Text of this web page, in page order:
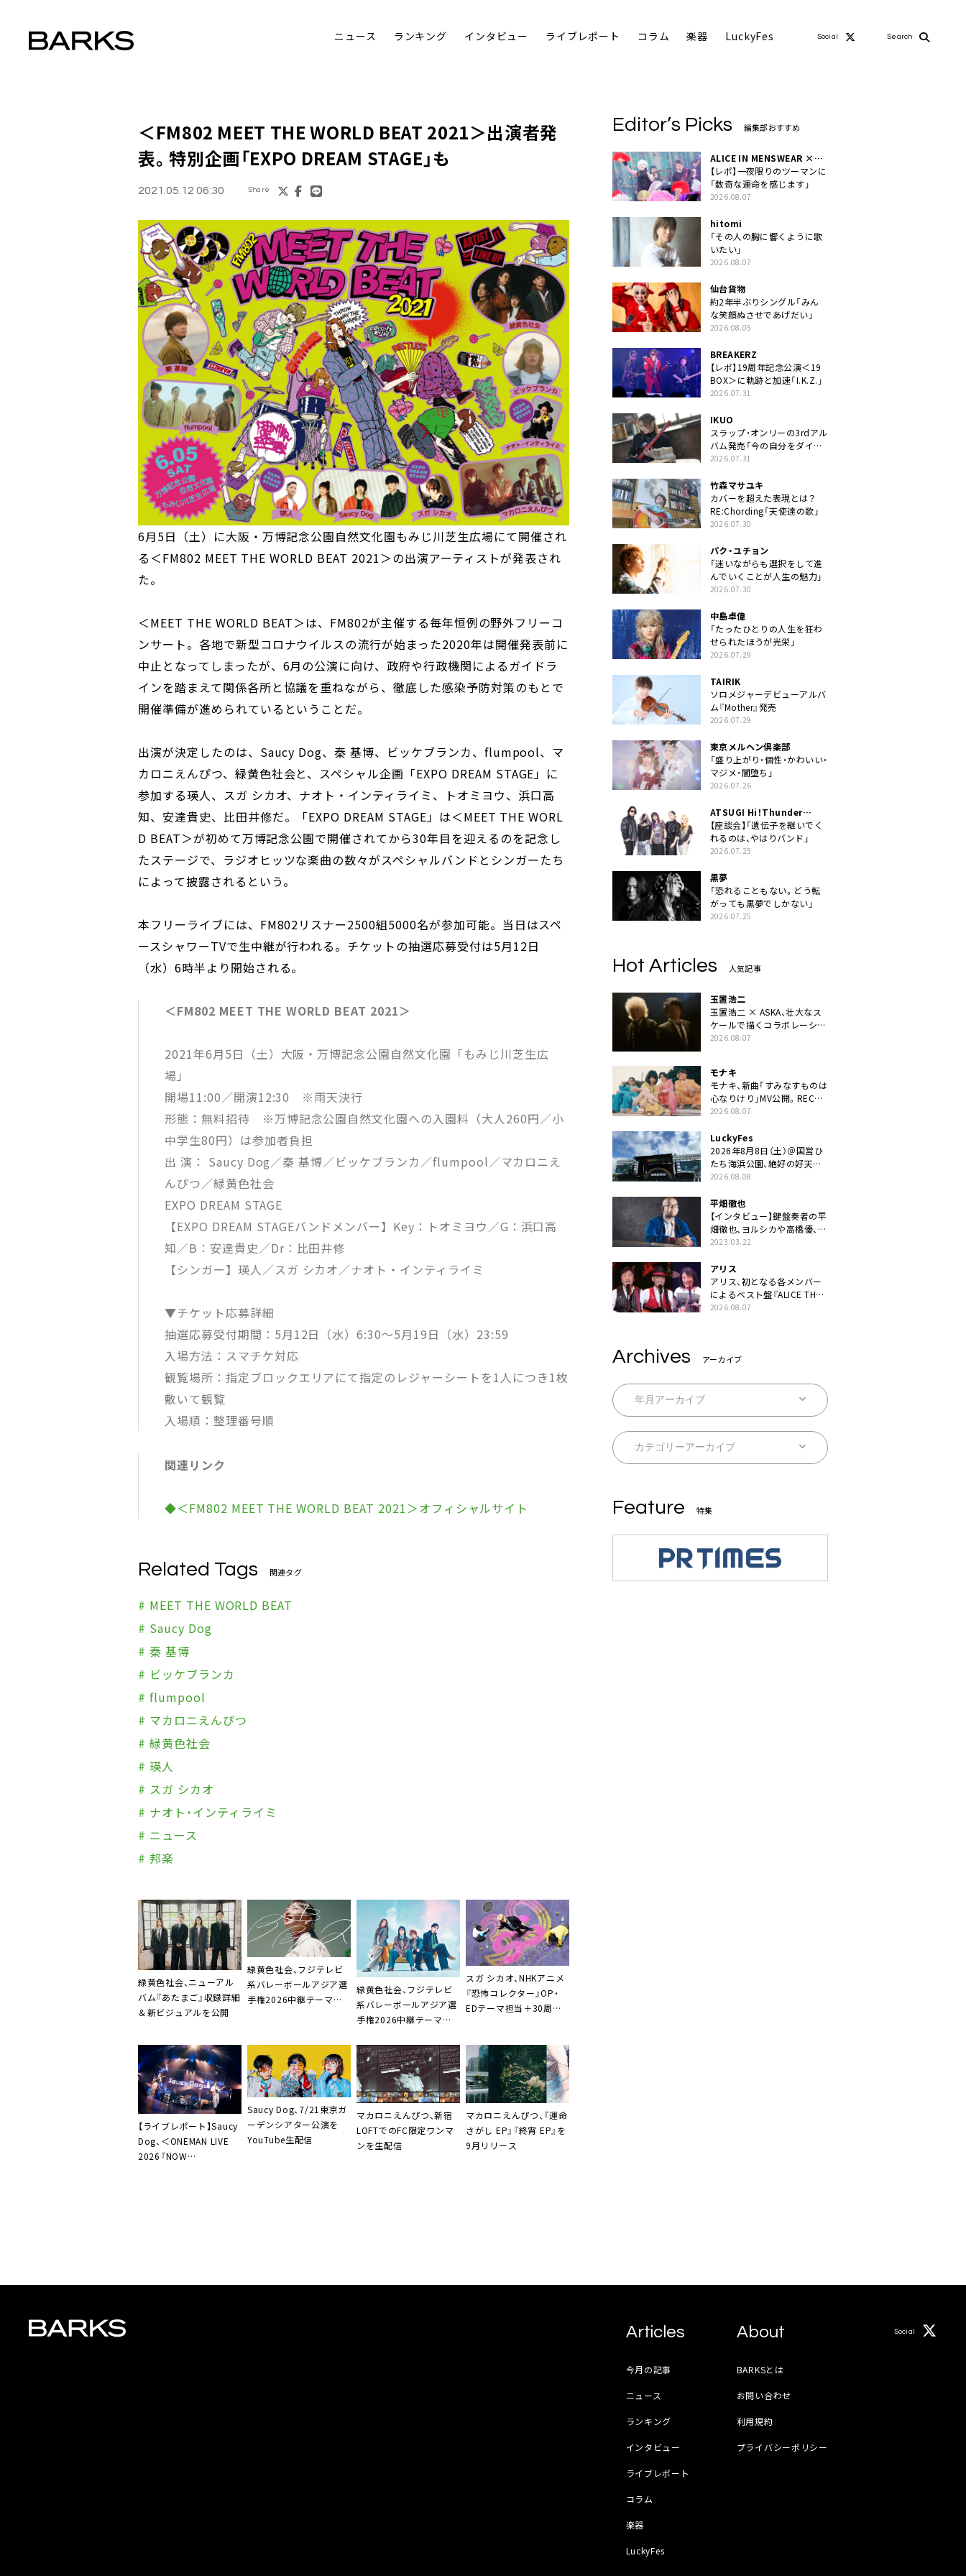
ニュース ランキング インタビュー ライブレポート コラム 楽器 LuckyFes Social Search
＜FM802 MEET THE WORLD BEAT 2021＞出演者発
表。特別企画「EXPO DREAM STAGE」も
2021.05.12 06:30 Share
6月5日（土）に大阪・万博記念公園自然文化園もみじ川芝生広場にて開催され
る＜FM802 MEET THE WORLD BEAT 2021＞の出演アーティストが発表され
た。
＜MEET THE WORLD BEAT＞は、FM802が主催する毎年恒例の野外フリーコ
ンサート。各地で新型コロナウイルスの流行が始まった2020年は開催発表前に
中止となってしまったが、6月の公演に向け、政府や行政機関によるガイドラ
インを踏まえて関係各所と協議を重ねながら、徹底した感染予防対策のもとで
開催準備が進められているということだ。
出演が決定したのは、Saucy Dog、秦 基博、ビッケブランカ、flumpool、マ
カロニえんぴつ、緑黄色社会と、スペシャル企画「EXPO DREAM STAGE」に
参加する瑛人、スガ シカオ、ナオト・インティライミ、トオミヨウ、浜口高
知、安達貴史、比田井修だ。「EXPO DREAM STAGE」は＜MEET THE WORL
D BEAT＞が初めて万博記念公園で開催されてから30年目を迎えるのを記念し
たステージで、ラジオヒッツな楽曲の数々がスペシャルバンドとシンガーたち
によって披露されるという。
本フリーライブには、FM802リスナー2500組5000名が参加可能。当日はスペ
ースシャワーTVで生中継が行われる。チケットの抽選応募受付は5月12日
（水）6時半より開始される。
＜FM802 MEET THE WORLD BEAT 2021＞
2021年6月5日（土）大阪・万博記念公園自然文化園「もみじ川芝生広
場」
開場11:00／開演12:30 ※雨天決行
形態：無料招待 ※万博記念公園自然文化園への入園料（大人260円／小
中学生80円）は参加者負担
出 演： Saucy Dog／秦 基博／ビッケブランカ／flumpool／マカロニえ
んぴつ／緑黄色社会
EXPO DREAM STAGE
【EXPO DREAM STAGEバンドメンバー】Key：トオミヨウ／G：浜口高
知／B：安達貴史／Dr：比田井修
【シンガー】瑛人／スガ シカオ／ナオト・インティライミ
▼チケット応募詳細
抽選応募受付期間：5月12日（水）6:30〜5月19日（水）23:59
入場方法：スマチケ対応
観覧場所：指定ブロックエリアにて指定のレジャーシートを1人につき1枚
敷いて観覧
入場順：整理番号順
関連リンク
◆＜FM802 MEET THE WORLD BEAT 2021＞オフィシャルサイト
Related Tags 関連タグ
# MEET THE WORLD BEAT
# Saucy Dog
# 秦 基博
# ビッケブランカ
# flumpool
# マカロニえんぴつ
# 緑黄色社会
# 瑛人
# スガ シカオ
# ナオト・インティライミ
# ニュース
# 邦楽
緑黄色社会、ニューアル
バム『あたまご』収録詳細
＆新ビジュアルを公開
緑黄色社会、フジテレビ
系バレーボールアジア選
手権2026中継テーマソ
緑黄色社会、フジテレビ
系バレーボールアジア選
手権2026中継テーマソ
ス決定
スガ シカオ、NHKアニメ
『恐怖コレクター』OP・
EDテーマ担当＋30周年
【ライブレポート】Saucy
Dog、＜ONEMAN LIVE
2026『NOW
Saucy Dog、7/21東京ガ
ーデンシアター公演を
YouTube生配信
マカロニえんぴつ、新宿
LOFTでのFC限定ワンマ
ンを生配信
マカロニえんぴつ、『運命
さがし EP』『終宵 EP』を
9月リリース
Editor’s Picks 編集部おすすめ
ALICE IN MENSWEAR ×
MASCHERA
【レポ】一夜限りのツーマンに
「数奇な運命を感じます」
2026.08.07
hitomi
「その人の胸に響くように歌
いたい」
2026.08.07
仙台貨物
約2年半ぶりシングル「みん
な笑顔ぬさせであげだい」
2026.08.05
BREAKERZ
【レポ】19周年記念公演＜19
BOX＞に軌跡と加速「I.K.Z.」
2026.07.31
IKUO
スラップ・オンリーの3rdアル
バム発売「今の自分をダイレ
クトに」
2026.07.31
竹森マサユキ
カバーを超えた表現とは？
RE:Chording「天使達の歌」
2026.07.30
パク・ユチョン
「迷いながらも選択をして進
んでいくことが人生の魅力」
2026.07.30
中島卓偉
「たったひとりの人生を狂わ
せられたほうが光栄」
2026.07.29
TAIRIK
ソロメジャーデビューアルバ
ム『Mother』発売
2026.07.29
東京メルヘン倶楽部
「盛り上がり・個性・かわいい・
マジメ・闇堕ち」
2026.07.26
ATSUGI Hi！Thunder
Rock Festival
【座談会】「遺伝子を継いでく
れるのは、やはりバンド」
2026.07.25
黒夢
「恐れることもない。どう転
がっても黒夢でしかない」
2026.07.25
Hot Articles 人気記事
玉置浩二
玉置浩二 × ASKA、壮大なス
ケールで描くコラボレーショ
ン曲「音銀河」リリース決定。
2026.08.07
モナキ
モナキ、新曲「すみなすものは
心なりけり」MV公開。RECの
ギターにEvery Little Thing・
2026.08.07
LuckyFes
2026年8月8日（土）＠国営ひ
たち海浜公園、絶好の好天の
中＜LuckyFes’26＞開幕
2026.08.08
平畑徹也
【インタビュー】鍵盤奏者の平
畑徹也、ヨルシカや高橋優、キ
タニタツヤなど9名のゲスト
生の総括「自分自身を再確認
できた」
2023.03.22
アリス
アリス、初となる各メンバー
によるベスト盤『ALICE THE
BEST “TORILOGY”』リリー
2026.08.07
Archives アーカイブ
Feature 特集
Articles
今月の記事
ニュース
ランキング
インタビュー
ライブレポート
コラム
楽器
LuckyFes
About
BARKSとは
お問い合わせ
利用規約
プライバシーポリシー
Social